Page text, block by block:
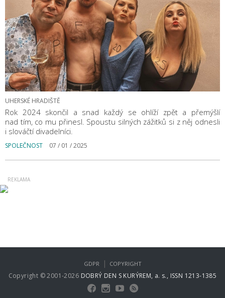
UHERSKÉ HRADIŠTĚ
Rok 2024 skončil a snad každý se ohlíží zpět a přemýšlí
nad tím, co mu přinesl. Spoustu silných zážitků si z něj odnesli
i slováčtí divadelníci.
SPOLEČNOST 07 / 01 / 2025
Copyright © 2001-2026 DOBRÝ DEN S KURÝREM, a. s., ISSN 1213-1385
GDPR | COPYRIGHT